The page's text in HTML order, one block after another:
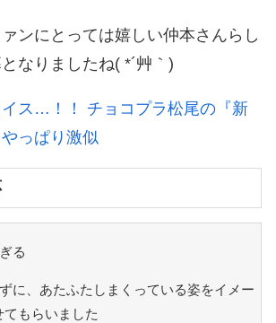
ンにとっては嬉しい仲本さんらし
なりましたね( *´艸｀)
ス…！！ チョコプラ松尾の『新
っぱり激似
る
に、あたふたしまくっている姿をイメー
もらいました